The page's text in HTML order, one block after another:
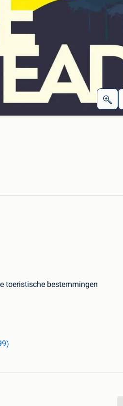
toeristische bestemmingen
maar net zo mooie, toeristische
een aantal van de bekendste